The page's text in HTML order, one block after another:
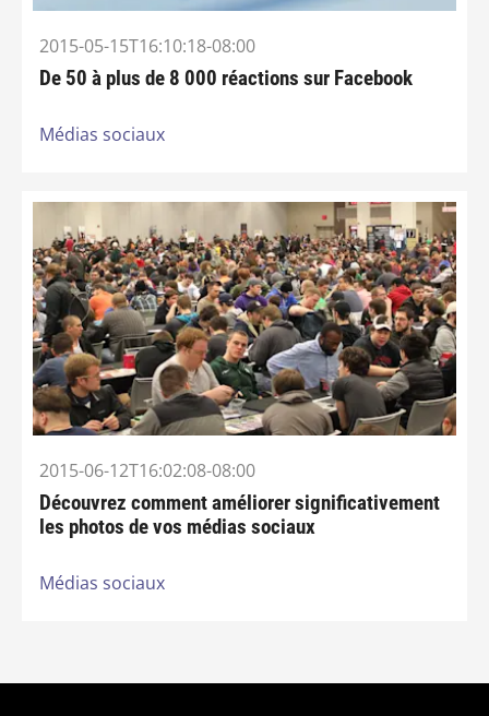
2015-05-15T16:10:18-08:00
De 50 à plus de 8 000 réactions sur Facebook
Médias sociaux
2015-06-12T16:02:08-08:00
Découvrez comment améliorer significativement
les photos de vos médias sociaux
Médias sociaux